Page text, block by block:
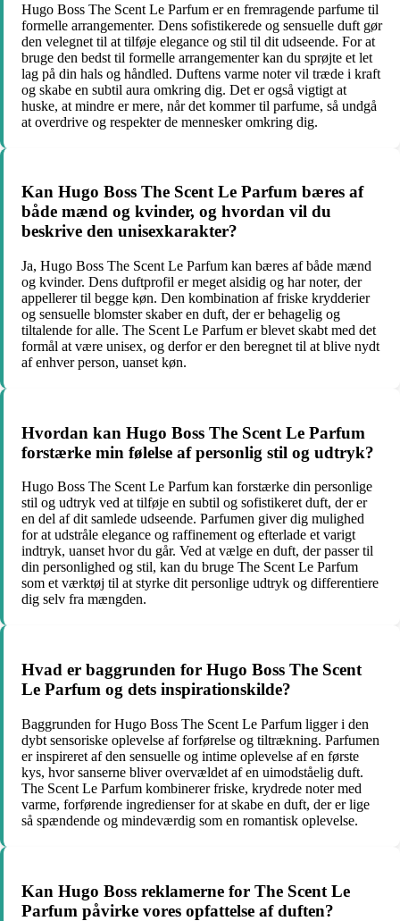
Hugo Boss The Scent Le Parfum er en fremragende parfume til
formelle arrangementer. Dens sofistikerede og sensuelle duft gør
den velegnet til at tilføje elegance og stil til dit udseende. For at
bruge den bedst til formelle arrangementer kan du sprøjte et let
lag på din hals og håndled. Duftens varme noter vil træde i kraft
og skabe en subtil aura omkring dig. Det er også vigtigt at
huske, at mindre er mere, når det kommer til parfume, så undgå
at overdrive og respekter de mennesker omkring dig.
Kan Hugo Boss The Scent Le Parfum bæres af
både mænd og kvinder, og hvordan vil du
beskrive den unisexkarakter?
Ja, Hugo Boss The Scent Le Parfum kan bæres af både mænd
og kvinder. Dens duftprofil er meget alsidig og har noter, der
appellerer til begge køn. Den kombination af friske krydderier
og sensuelle blomster skaber en duft, der er behagelig og
tiltalende for alle. The Scent Le Parfum er blevet skabt med det
formål at være unisex, og derfor er den beregnet til at blive nydt
af enhver person, uanset køn.
Hvordan kan Hugo Boss The Scent Le Parfum
forstærke min følelse af personlig stil og udtryk?
Hugo Boss The Scent Le Parfum kan forstærke din personlige
stil og udtryk ved at tilføje en subtil og sofistikeret duft, der er
en del af dit samlede udseende. Parfumen giver dig mulighed
for at udstråle elegance og raffinement og efterlade et varigt
indtryk, uanset hvor du går. Ved at vælge en duft, der passer til
din personlighed og stil, kan du bruge The Scent Le Parfum
som et værktøj til at styrke dit personlige udtryk og differentiere
dig selv fra mængden.
Hvad er baggrunden for Hugo Boss The Scent
Le Parfum og dets inspirationskilde?
Baggrunden for Hugo Boss The Scent Le Parfum ligger i den
dybt sensoriske oplevelse af forførelse og tiltrækning. Parfumen
er inspireret af den sensuelle og intime oplevelse af en første
kys, hvor sanserne bliver overvældet af en uimodståelig duft.
The Scent Le Parfum kombinerer friske, krydrede noter med
varme, forførende ingredienser for at skabe en duft, der er lige
så spændende og mindeværdig som en romantisk oplevelse.
Kan Hugo Boss reklamerne for The Scent Le
Parfum påvirke vores opfattelse af duften?